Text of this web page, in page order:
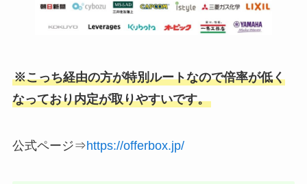
※こっち経由の方が特別ルートなので倍率が低く
なっており内定が取りやすいです。
公式ページ⇒https://offerbox.jp/